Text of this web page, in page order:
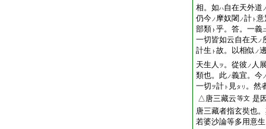
相。如ハ自在天外道
仍今ノ 摩奴闍 ノ計 ト 意
部類 ト 乎。答。一義
一切皆如云自在天 ノ
計生 ト 故。以相似 ノ
天生人 ヲ 。從彼 ノ 人
類也。此ノ義宜。今
一切 ヲ計 ト 見タリ 。然
△唐三藏云 等文 是
唐三藏者指玄奘也
若婆沙論等多用意生